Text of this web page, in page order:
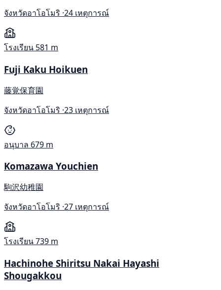
จังหวัดอาโอโมริ ·24 เหตุการณ์
โรงเรียน 581 m
Fuji Kaku Hoikuen
藤覚保育園
จังหวัดอาโอโมริ ·23 เหตุการณ์
อนุบาล 679 m
Komazawa Youchien
駒沢幼稚園
จังหวัดอาโอโมริ ·27 เหตุการณ์
โรงเรียน739 m
Hachinohe Shiritsu Nakai Hayashi
Shougakkou